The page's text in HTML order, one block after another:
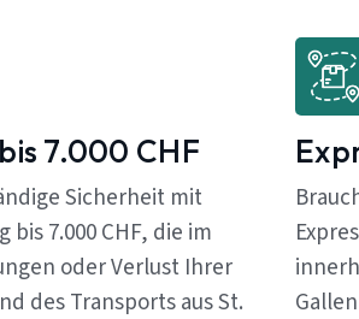
7.000 CHF
Sicherheit mit
7.000 CHF, die im
oder Verlust Ihrer
des Transports aus St.